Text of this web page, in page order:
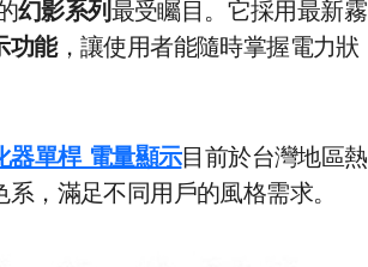
幻影系列最受矚目。它採用最新霧
功能，讓使用者能隨時掌握電力狀
器單桿 電量顯示目前於台灣地區熱
，滿足不同用戶的風格需求。